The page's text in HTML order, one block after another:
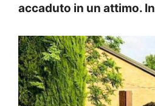
accaduto in un attimo.